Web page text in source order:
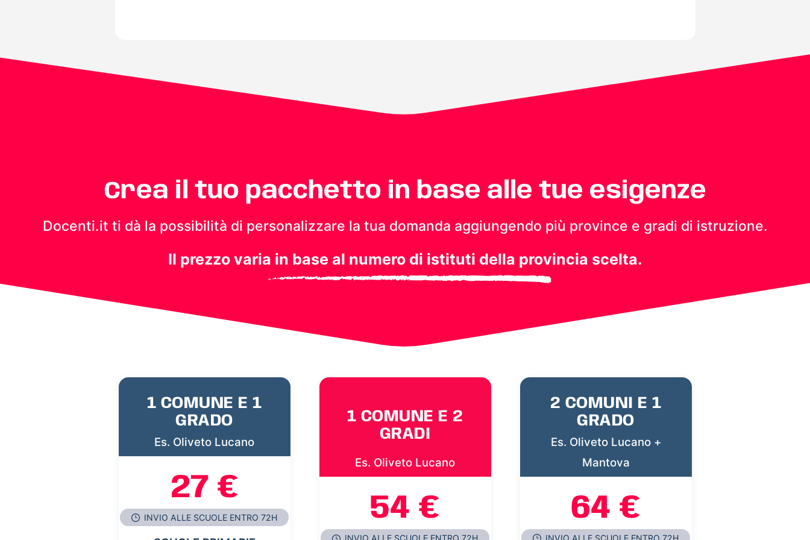
Crea il tuo pacchetto in base alle tue esigenze
Docenti.it ti dà la possibilità di personalizzare la tua domanda aggiungendo più province e gradi di istruzione.
Il prezzo varia in base al numero di istituti della provincia scelta.
1 COMUNE E 1
GRADO
Es. Oliveto Lucano
27 €
INVIO ALLE SCUOLE ENTRO 72H
1 COMUNE E 2
GRADI
Es. Oliveto Lucano
54 €
2 COMUNI E 1
GRADO
Es. Oliveto Lucano +
Mantova
64 €
INVIO ALLE SCUOLE ENTRO 72H